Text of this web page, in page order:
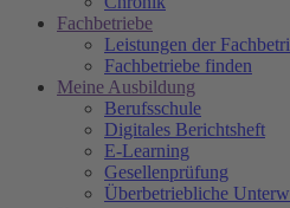
Fachbetriebe
Leistungen der
Fachbetriebe finden
Meine Ausbildung
Berufsschule
Digitales Berichtsheft
E-Learning
Gesellenprüfung
Überbetriebliche